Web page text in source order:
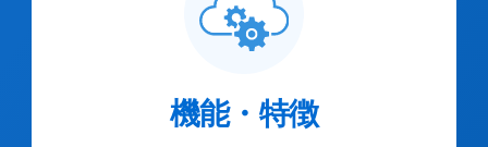
機能・特徴